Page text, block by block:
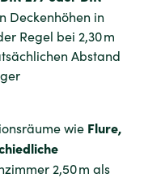
Deckenhöhen in
Regel bei 2,30 m
Abstand
wie Flure,
2,50 m als